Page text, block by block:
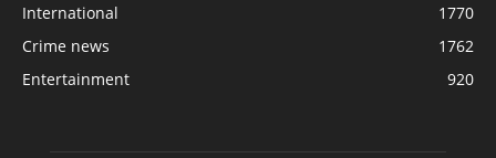
International
1770
Crime news
1762
Entertainment
920